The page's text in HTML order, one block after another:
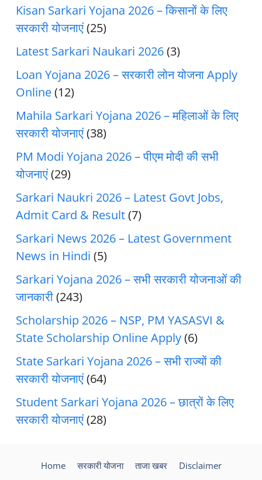
Kisan Sarkari Yojana 2026 – किसानों के लिए
सरकारी योजनाएं(25)
Latest Sarkari Naukari 2026(3)
Loan Yojana 2026 – सरकारी लोन योजना Apply
Online(12)
Mahila Sarkari Yojana 2026 – महिलाओं के लिए
सरकारी योजनाएं(38)
PM Modi Yojana 2026 – पीएम मोदी की सभी
योजनाएं(29)
Sarkari Naukri 2026 – Latest Govt Jobs,
Admit Card & Result(7)
Sarkari News 2026 – Latest Government
News in Hindi (5)
Sarkari Yojana 2026 – सभी सरकारी योजनाओं की
जानकारी(243)
Scholarship 2026 – NSP, PM YASASVI &
State Scholarship Online Apply(6)
State Sarkari Yojana 2026 – सभी राज्यों की
सरकारी योजनाएं(64)
Student Sarkari Yojana 2026 – छात्रों के लिए
सरकारी योजनाएं(28)
Home सरकारी योजना ताजा खबर
Disclaimer